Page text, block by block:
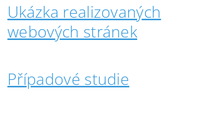
Ukázka realizovaných
webových stránek
Případové studie